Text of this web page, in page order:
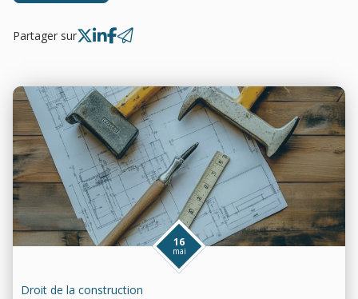
Partager sur
16
mai
Droit de la construction